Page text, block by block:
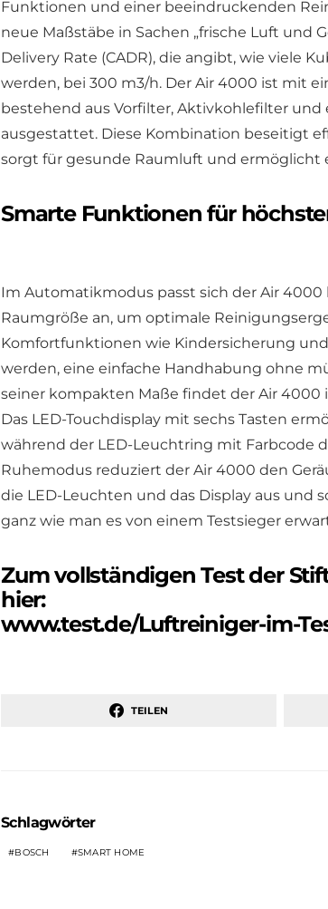
Funktionen und einer beeindruckenden
neue Maßstäbe in Sachen „frische Luft und
Delivery Rate (CADR), die angibt, wie viele
werden, bei 300 m3/h. Der Air 4000 ist mit
bestehend aus Vorfilter, Aktivkohlefilter und
ausgestattet. Diese Kombination beseitigt
sorgt für gesunde Raumluft und ermöglicht
Smarte Funktionen für
Im Automatikmodus passt sich der Air
Raumgröße an, um optimale
Komfortfunktionen wie Kindersicherung
werden, eine einfache Handhabung ohne
seiner kompakten Maße findet der Air
Das LED-Touchdisplay mit sechs Tasten
während der LED-Leuchtring mit Farbcode
Ruhemodus reduziert der Air 4000 den
die LED-Leuchten und das Display aus und
ganz wie man es von einem Testsieger
Zum vollständigen Test der
hier:
www.test.de/Luftreiniger-im-
TEILEN
Schlagwörter
BOSCH SMART HOME